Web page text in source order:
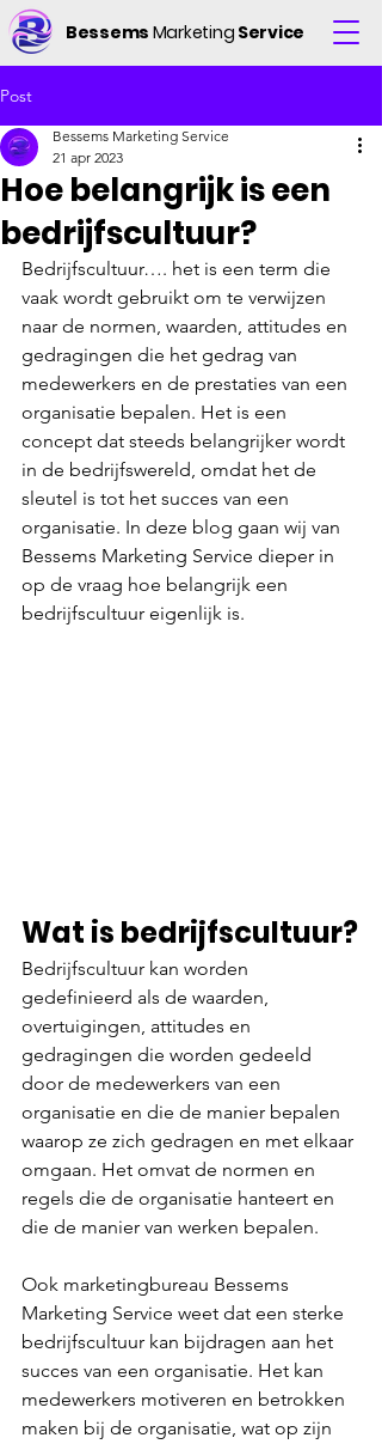
Bessems Marketing Service
Post
Hoe belangrijk is een
bedrijfscultuur?
Bessems Marketing Service
21 apr 2023
Bedrijfscultuur…. het is een term die
vaak wordt gebruikt om te verwijzen
naar de normen, waarden, attitudes en
gedragingen die het gedrag van
medewerkers en de prestaties van een
organisatie bepalen. Het is een
concept dat steeds belangrijker wordt
in de bedrijfswereld, omdat het de
sleutel is tot het succes van een
organisatie. In deze blog gaan wij van
Bessems Marketing Service dieper in
op de vraag hoe belangrijk een
bedrijfscultuur eigenlijk is.
Wat is bedrijfscultuur?
Bedrijfscultuur kan worden
gedefinieerd als de waarden,
overtuigingen, attitudes en
gedragingen die worden gedeeld
door de medewerkers van een
organisatie en die de manier bepalen
waarop ze zich gedragen en met elkaar
omgaan. Het omvat de normen en
regels die de organisatie hanteert en
die de manier van werken bepalen.
Ook marketingbureau Bessems
Marketing Service weet dat een sterke
bedrijfscultuur kan bijdragen aan het
succes van een organisatie. Het kan
medewerkers motiveren en betrokken
maken bij de organisatie, wat op zijn